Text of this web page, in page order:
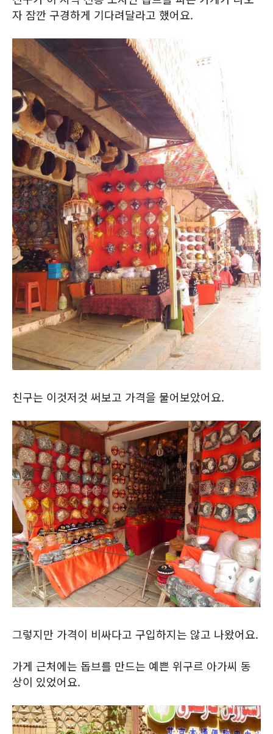
자 잠깐 구경하게 기다려달라고 했어요.
친구는 이것저것 써보고 가격을 물어보았어요.
그렇지만 가격이 비싸다고 구입하지는 않고 나왔어요.
가게 근처에는 돕브를 만드는 예쁜 위구르 아가씨 동
상이 있었어요.